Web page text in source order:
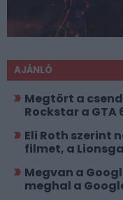
AJÁNLÓ
Megtört a
Rockstar a
Eli Roth szerint
filmet, a
Megvan a
meghal a